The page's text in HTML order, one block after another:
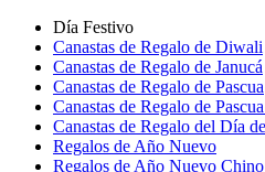
Día Festivo
Canastas de Regalo de Diwali
Canastas de Regalo de Janucá
Canastas de Regalo de Pascua
Canastas de Regalo de
Canastas de Regalo del Día
Regalos de Año Nuevo
Regalos de Año Nuevo Chino